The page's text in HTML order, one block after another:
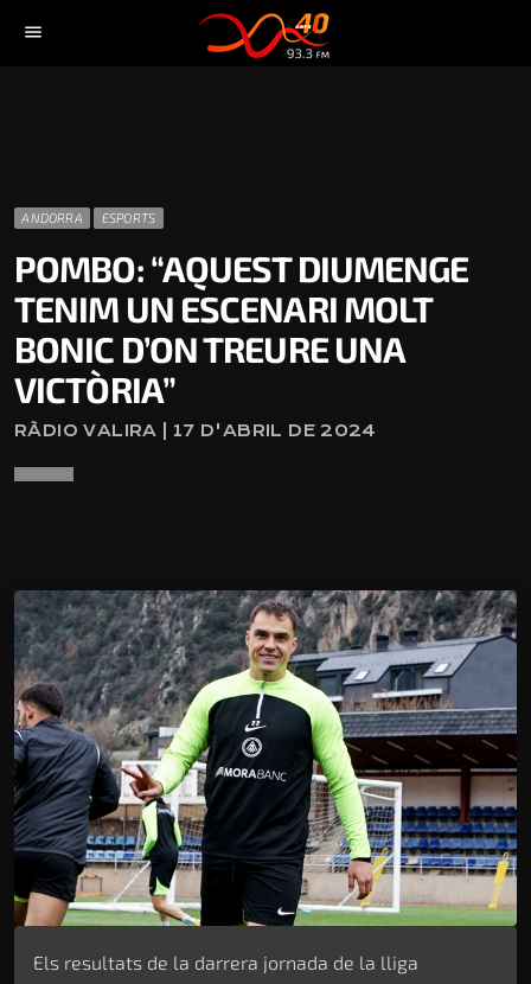
menu
ANDORRA ESPORTS
POMBO: “AQUEST DIUMENGE
TENIM UN ESCENARI MOLT
BONIC D’ON TREURE UNA
VICTÒRIA”
RÀDIO VALIRA | 17 D'ABRIL DE 2024
Els resultats de la darrera jornada de la lliga